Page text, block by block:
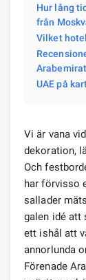
Hur lång
från
Vilket
UAE på
Vi är vana
dekoration,
Och
har förvisso
sallader
galen idé att
ett ishål att
annorlunda
Förenade